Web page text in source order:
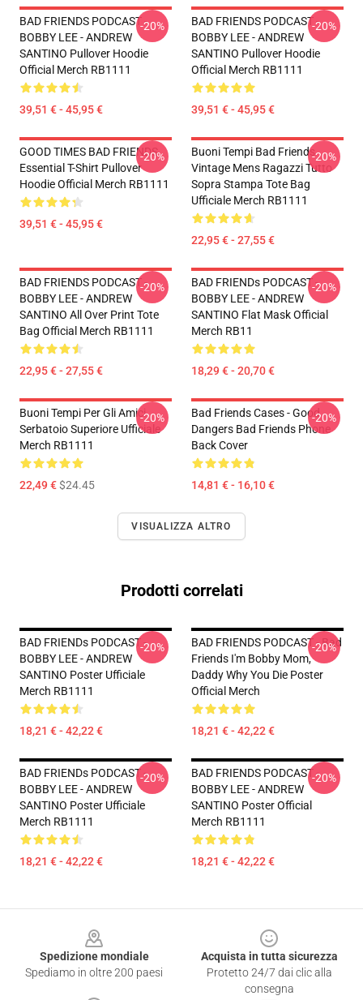
BAD FRIENDS PODCAST -
BOBBY LEE - ANDREW
SANTINO Pullover Hoodie
Official Merch RB1111
39,51 € - 45,95 €
-20%
BAD FRIENDS PODCAST -
BOBBY LEE - ANDREW
SANTINO Pullover Hoodie
Official Merch RB1111
39,51 € - 45,95 €
-20%
GOOD TIMES BAD FRIENDS
Essential T-Shirt Pullover
Hoodie Official Merch RB1111
39,51 € - 45,95 €
-20%
Buoni Tempi Bad Friends
Vintage Mens Ragazzi Tutto
Sopra Stampa Tote Bag
Ufficiale Merch RB1111
22,95 € - 27,55 €
-20%
BAD FRIENDS PODCAST -
BOBBY LEE - ANDREW
SANTINO All Over Print Tote
Bag Official Merch RB1111
22,95 € - 27,55 €
-20%
BAD FRIENDs PODCAST -
BOBBY LEE - ANDREW
SANTINO Flat Mask Official
Merch RB11
18,29 € - 20,70 €
-20%
Buoni Tempi Per Gli Amici
Serbatoio Superiore Ufficiale
Merch RB1111
22,49 €$24.45
-20%
Bad Friends Cases - Good
Dangers Bad Friends Phone
Back Cover
14,81 € - 16,10 €
-20%
VISUALIZZA ALTRO
Prodotti correlati
BAD FRIENDs PODCAST -
BOBBY LEE - ANDREW
SANTINO Poster Ufficiale
Merch RB1111
18,21 € - 42,22 €
-20%
BAD FRIENDS PODCAST - Bad
Friends I'm Bobby Mom,
Daddy Why You Die Poster
Official Merch
18,21 € - 42,22 €
-20%
BAD FRIENDs PODCAST -
BOBBY LEE - ANDREW
SANTINO Poster Ufficiale
Merch RB1111
18,21 € - 42,22 €
-20%
BAD FRIENDS PODCAST -
BOBBY LEE - ANDREW
SANTINO Poster Official
Merch RB1111
18,21 € - 42,22 €
-20%
Spedizione mondiale
Spediamo in oltre 200 paesi
Acquista in tutta sicurezza
Protetto 24/7 dai clic alla
consegna